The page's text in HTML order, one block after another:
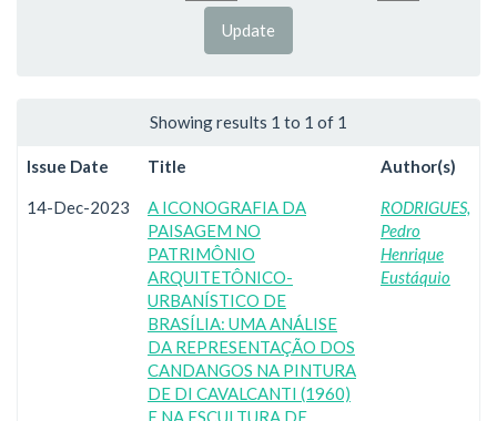
Showing results 1 to 1 of 1
Issue Date Title Author(s)
14-Dec-2023
A ICONOGRAFIA DA
PAISAGEM NO
PATRIMÔNIO
ARQUITETÔNICO-
URBANÍSTICO DE
BRASÍLIA: UMA ANÁLISE
DA REPRESENTAÇÃO DOS
CANDANGOS NA PINTURA
DE DI CAVALCANTI (1960)
E NA ESCULTURA DE
RODRIGUES,
Pedro
Henrique
Eustáquio